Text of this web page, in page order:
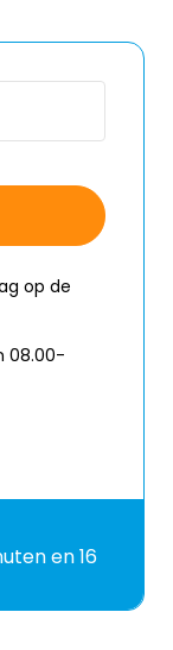
op de
08.00-
en 16